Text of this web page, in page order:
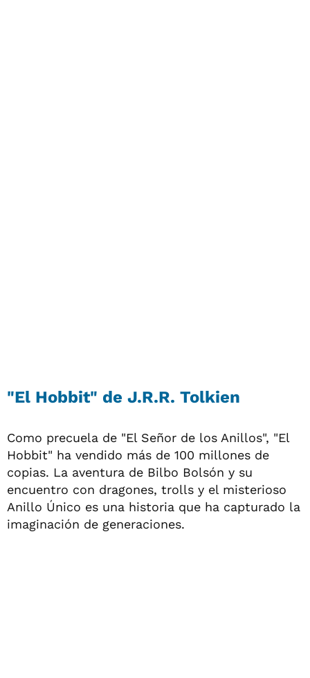
"El Hobbit" de J.R.R. Tolkien
Como precuela de "El Señor de los Anillos", "El
Hobbit" ha vendido más de 100 millones de
copias. La aventura de Bilbo Bolsón y su
encuentro con dragones, trolls y el misterioso
Anillo Único es una historia que ha capturado la
imaginación de generaciones.